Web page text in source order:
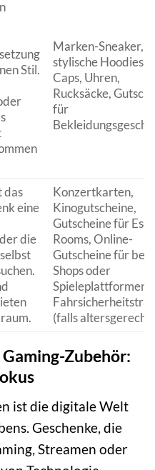
Stil.
Marken-Sneaker,
stylische Hoodies,
Caps, Uhren,
Rucksäcke,
für
das
eine
die
Konzertkarten,
Kinogutscheine,
Gutscheine für
Rooms, Online-
Gutscheine für
Shops oder
Spieleplattformen,
(falls
Zubehör:
ist die digitale Welt
Geschenke, die
Streamen oder